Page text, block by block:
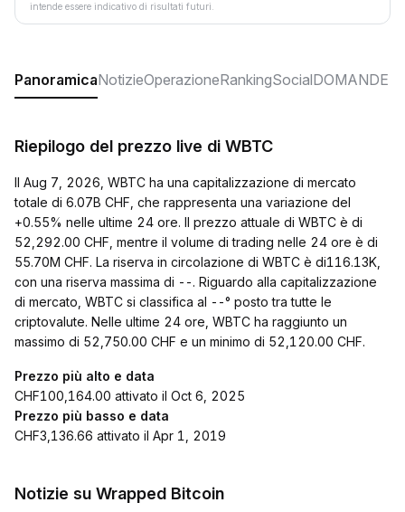
intende essere indicativo di risultati futuri.
PanoramicaNotizieOperazioneRankingSocialDOMANDE
Riepilogo del prezzo live di WBTC
Il Aug 7, 2026, WBTC ha una capitalizzazione di mercato
totale di 6.07B CHF, che rappresenta una variazione del
+0.55% nelle ultime 24 ore. Il prezzo attuale di WBTC è di
52,292.00 CHF, mentre il volume di trading nelle 24 ore è di
55.70M CHF. La riserva in circolazione di WBTC è di116.13K,
con una riserva massima di --. Riguardo alla capitalizzazione
di mercato, WBTC si classifica al --° posto tra tutte le
criptovalute. Nelle ultime 24 ore, WBTC ha raggiunto un
massimo di 52,750.00 CHF e un minimo di 52,120.00 CHF.
Prezzo più alto e data
CHF100,164.00 attivato il Oct 6, 2025
Prezzo più basso e data
CHF3,136.66 attivato il Apr 1, 2019
Notizie su Wrapped Bitcoin